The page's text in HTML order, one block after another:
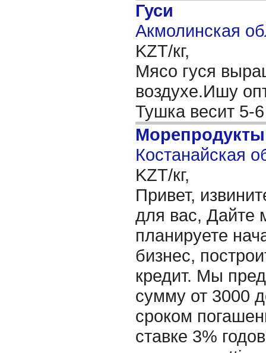
Гуси
Акмолинская
KZT/кг,
Мясо гуся
воздухе.Ишу
Тушка весит 5-
Морепродукты
Костанайская
KZT/кг,
Привет,
для вас, Дайте
планируете
бизнес,
кредит. Мы
сумму от 3000
сроком
ставке 3%